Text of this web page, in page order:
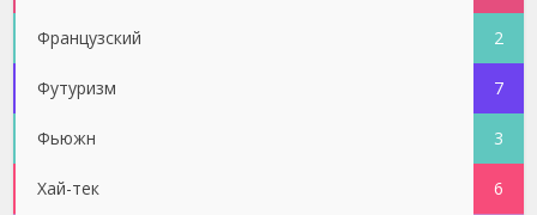
Французский 2
Футуризм 7
Фьюжн 3
Хай-тек 6